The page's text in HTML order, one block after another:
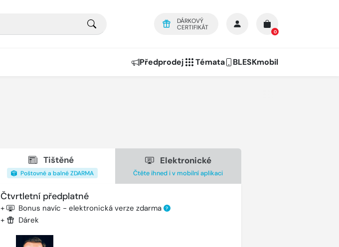
DÁRKOVÝ
CERTIFIKÁT
0
Předprodej Témata BLESKmobil
Tištěné
Poštovné a balné ZDARMA
Elektronické
Čtěte ihned i v mobilní aplikaci
Čtvrtletní předplatné
+ Bonus navíc - elektronická verze zdarma ?
+ Dárek